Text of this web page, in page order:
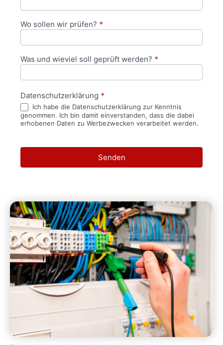
Wo sollen wir prüfen? *
Was und wieviel soll geprüft werden? *
Datenschutzerklärung *
Ich habe die Datenschutzerklärung zur Kenntnis
genommen. Ich bin damit einverstanden, dass die dabei
erhobenen Daten zu Werbezwecken verarbeitet werden.
Senden